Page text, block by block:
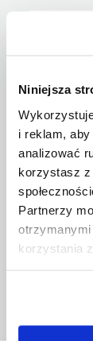
Niniejsza
i reklam,
analizować
korzystasz z
Partnerzy
korzystania z
Linka